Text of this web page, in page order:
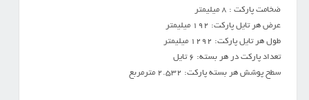
ضخامت پارکت : 8 میلیمتر
عرض هر تایل پارکت: 192 میلیمتر
طول هر تایل پارکت: 1292 میلیمتر
تعداد پارکت در هر بسته: 6 تایل
سطح پوشش هر بسته پارکت: 2.532 مترمربع